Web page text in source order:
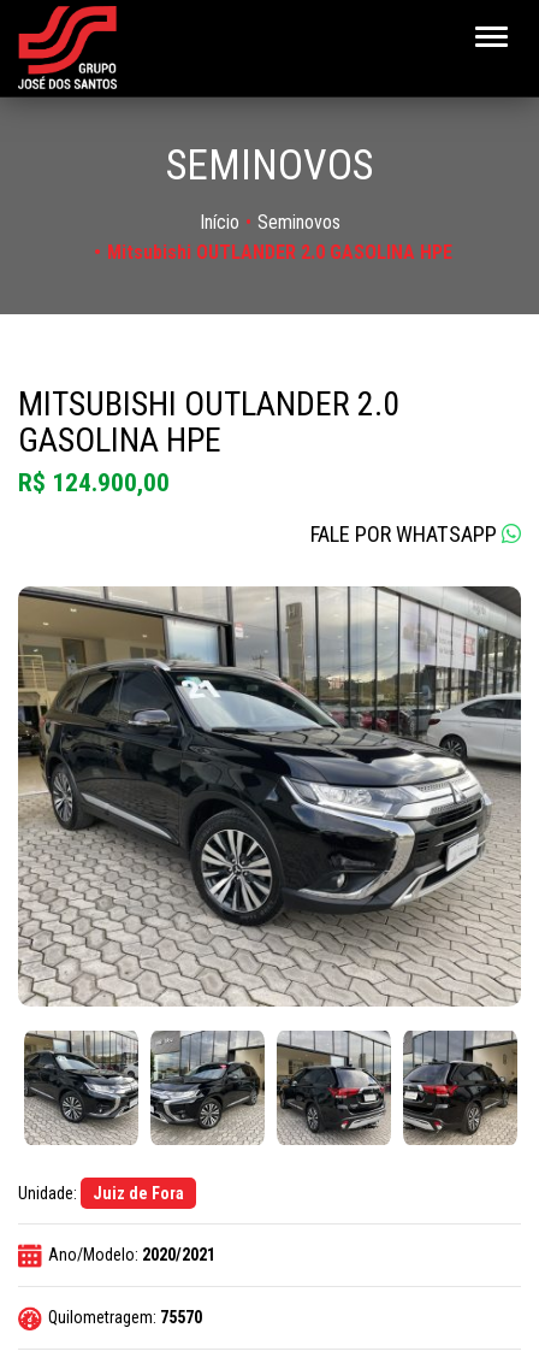
SEMINOVOS
Início
Seminovos
Mitsubishi OUTLANDER 2.0 GASOLINA HPE
MITSUBISHI OUTLANDER 2.0
GASOLINA HPE
R$ 124.900,00
FALE POR WHATSAPP
Unidade: Juiz de Fora
Ano/Modelo: 2020/2021
Quilometragem: 75570